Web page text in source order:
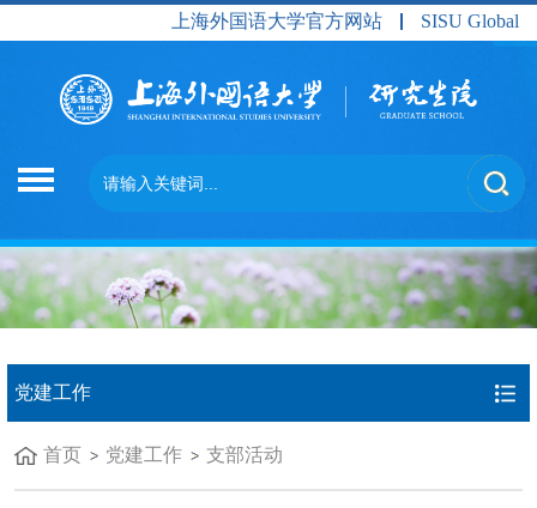
上海外国语大学官方网站 SISU Global
党建工作
首页 党建工作 支部活动